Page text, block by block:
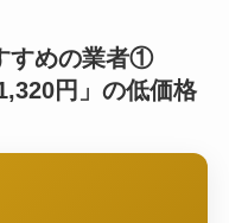
すめの業者①
円」の低価格